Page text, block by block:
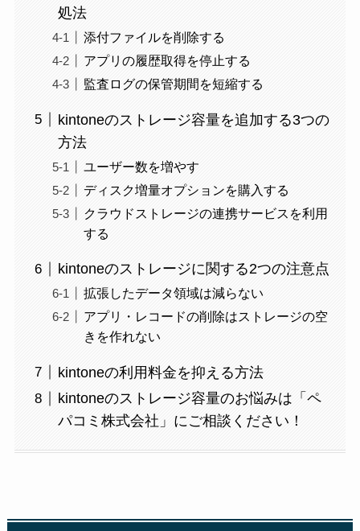
処法
添付ファイルを削除する
アプリの履歴取得を停止する
監査ログの保管期間を短縮する
kintoneのストレージ容量を追加する3つの
方法
ユーザー数を増やす
ディスク増量オプションを購入する
クラウドストレージの連携サービスを利用
する
kintoneのストレージに関する2つの注意点
拡張したデータ領域は減らない
アプリ・レコードの削除はストレージの空
きを作れない
kintoneの利用料金を抑える方法
kintoneのストレージ容量のお悩みは「ペ
パコミ株式会社」にご相談ください！